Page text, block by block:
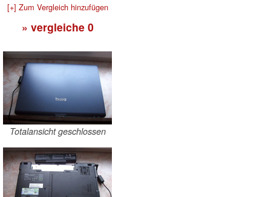
[+] Zum Vergleich hinzufügen
» vergleiche 0
Totalansicht geschlossen